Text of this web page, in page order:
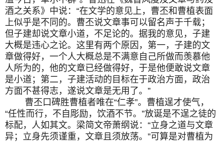
酒之关系》中说：“在文学的意见上，曹丕和曹植表面
上似乎是不同的。曹丕说文章事可以留名声于千载；
但子建却说文章小道，不足论的。据我的意见，子建
大概是违心之论。这里有两个原因，第一，子建的文
章做得好，一个人大概总是不满意自己所做而羡慕他
人所为的，他的文章已经做得好，于是他便敢说文章
是小道；第二，子建活动的目标在于政治方面，政治
方面不甚得志，遂说文章是无用了。”
曹丕口碑胜曹植者唯在“仁孝”。曹植逞才使气，
“任性而行，不自彫励，饮酒不节。”放诞是不逞之徒的
标配，人如其文。梁简文帝萧纲说：“立身之道与文章
异；立身先须谨重，文章且须放荡。”可算是对曹植为